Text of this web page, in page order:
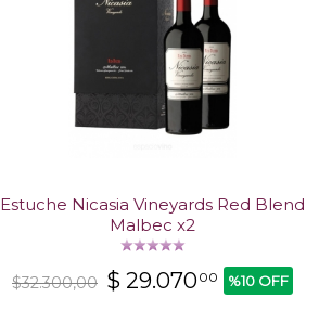
Estuche Nicasia Vineyards Red Blend
Malbec x2
$32.300,00 $ 29.07000 %10 OFF